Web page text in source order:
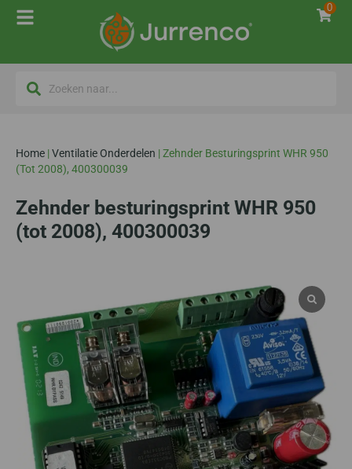
0
Home |Ventilatie Onderdelen |Zehnder Besturingsprint WHR 950
(tot 2008), 400300039
Zehnder besturingsprint WHR 950
(tot 2008), 400300039